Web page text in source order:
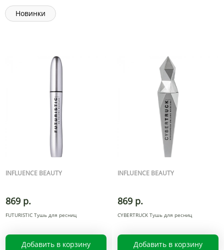
Новинки
INFLUENCE BEAUTY
869 р.
FUTURISTIC Тушь для ресниц
Добавить в корзину
INFLUENCE BEAUTY
869 р.
CYBERTRUCK Тушь для ресниц
Добавить в корзину